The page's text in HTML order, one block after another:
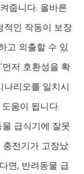
줍니다. 올바른
적인 작동이 보장
고 외출할 수 있
저 호환성을 확
나리오를 일치시
움이 됩니다.
급식기에 잘못
전기가 고장났
면, 반려동물 급